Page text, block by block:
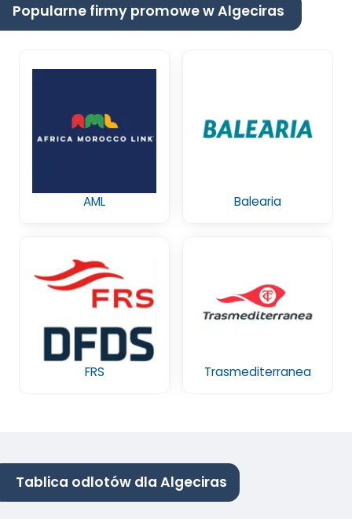
Popularne firmy promowe w Algeciras
AML Balearia
FRS Trasmediterranea
Tablica odlotów dla Algeciras